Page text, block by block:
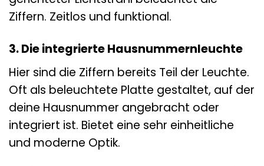
Ziffern. Zeitlos und funktional.
3. Die integrierte Hausnummernleuchte
Hier sind die Ziffern bereits Teil der Leuchte.
Oft als beleuchtete Platte gestaltet, auf der
deine Hausnummer angebracht oder
integriert ist. Bietet eine sehr einheitliche
und moderne Optik.